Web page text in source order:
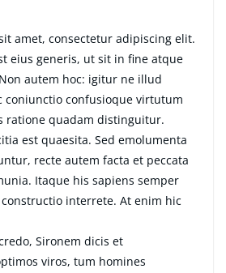
amet, consectetur adipiscing elit.
eius generis, ut sit in fine atque
autem hoc: igitur ne illud
coniunctio confusioque virtutum
ratione quadam distinguitur.
est quaesita. Sed emolumenta
recte autem facta et peccata
Itaque his sapiens semper
constructio interrete. At enim hic
Sironem dicis et
viros, tum homines